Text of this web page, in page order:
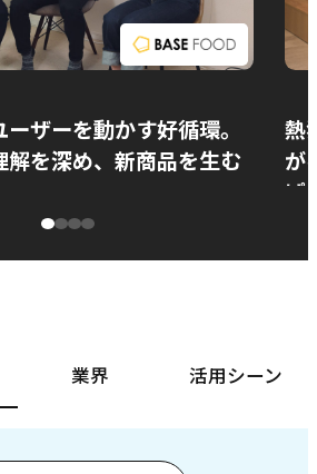
ザーを動かす好循環。
解を深め、新商品を生む
熱
が
ぱ
業界 活用シーン